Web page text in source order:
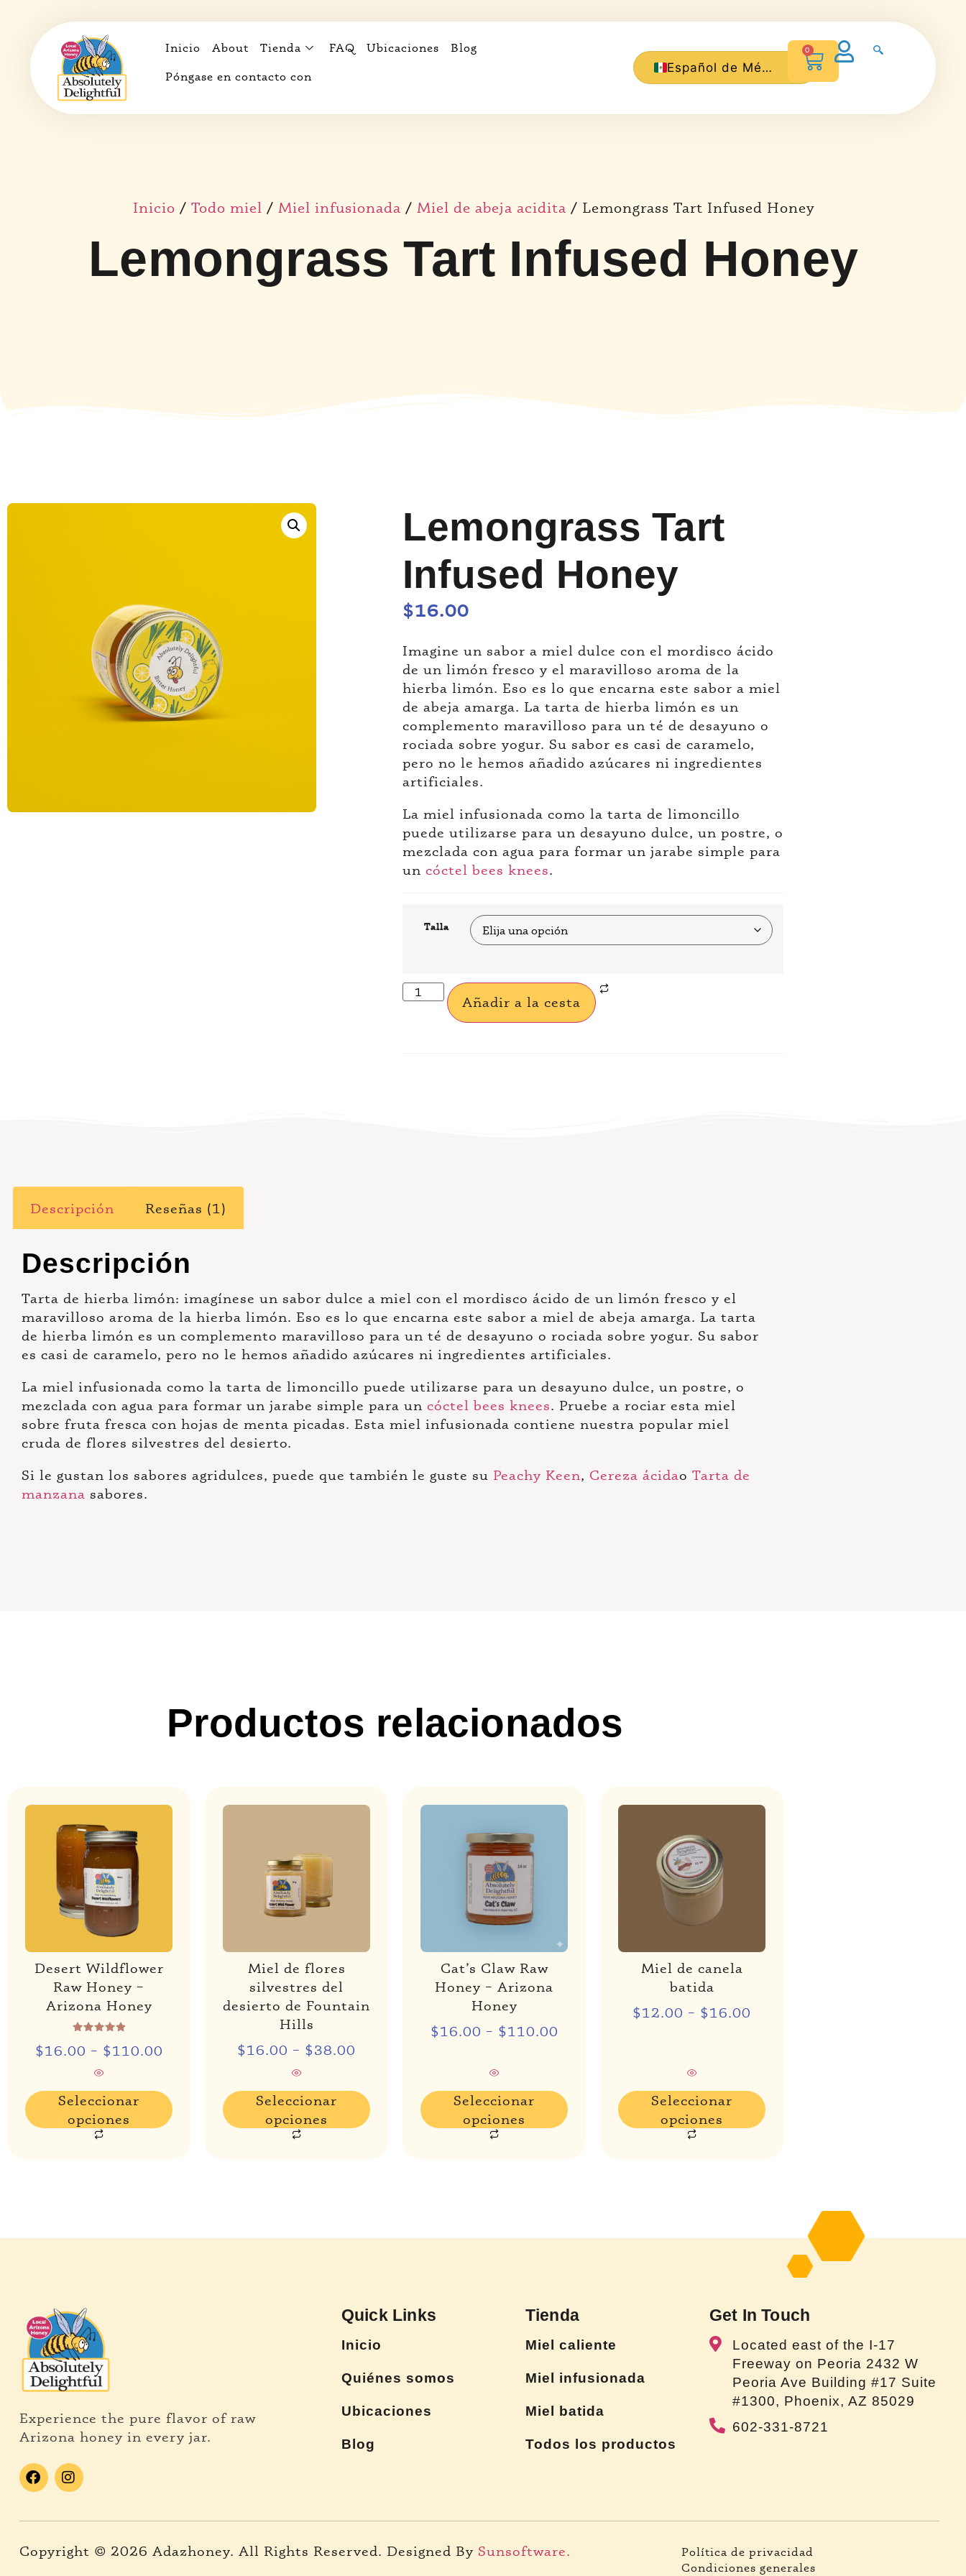
Inicio About Tienda FAQ Ubicaciones
Blog
Póngase en contacto con
Español de México
0
Inicio / Todo miel / Miel infusionada / Miel de abeja acidita / Lemongrass Tart Infused Honey
Lemongrass Tart Infused Honey
Lemongrass Tart
Infused Honey
$16.00
Imagine un sabor a miel dulce con el mordisco ácido
de un limón fresco y el maravilloso aroma de la
hierba limón. Eso es lo que encarna este sabor a miel
de abeja amarga. La tarta de hierba limón es un
complemento maravilloso para un té de desayuno o
rociada sobre yogur. Su sabor es casi de caramelo,
pero no le hemos añadido azúcares ni ingredientes
artificiales.
La miel infusionada como la tarta de limoncillo
puede utilizarse para un desayuno dulce, un postre, o
mezclada con agua para formar un jarabe simple para
un cóctel bees knees.
Talla
Añadir a la cesta
Descripción Reseñas (1)
Descripción
Tarta de hierba limón: imagínese un sabor dulce a miel con el mordisco ácido de un limón fresco y el
maravilloso aroma de la hierba limón. Eso es lo que encarna este sabor a miel de abeja amarga. La tarta
de hierba limón es un complemento maravilloso para un té de desayuno o rociada sobre yogur. Su sabor
es casi de caramelo, pero no le hemos añadido azúcares ni ingredientes artificiales.
La miel infusionada como la tarta de limoncillo puede utilizarse para un desayuno dulce, un postre, o
mezclada con agua para formar un jarabe simple para un cóctel bees knees. Pruebe a rociar esta miel
sobre fruta fresca con hojas de menta picadas. Esta miel infusionada contiene nuestra popular miel
cruda de flores silvestres del desierto.
Si le gustan los sabores agridulces, puede que también le guste su Peachy Keen, Cereza ácidao Tarta de
manzana sabores.
Productos relacionados
Desert Wildflower
Raw Honey –
Arizona Honey
5.00
de 5
$16.00 – $110.00
Seleccionar
opciones
Miel de flores
silvestres del
desierto de Fountain
Hills
$16.00 – $38.00
Seleccionar
opciones
Cat’s Claw Raw
Honey – Arizona
Honey
$16.00 – $110.00
Seleccionar
opciones
Miel de canela
batida
$12.00 – $16.00
Seleccionar
opciones
Experience the pure flavor of raw
Arizona honey in every jar.
Quick Links
Inicio
Quiénes somos
Ubicaciones
Blog
Tienda
Miel caliente
Miel infusionada
Miel batida
Todos los productos
Get In Touch
Located east of the I-17
Freeway on Peoria 2432 W
Peoria Ave Building #17 Suite
#1300, Phoenix, AZ 85029
602-331-8721
Copyright © 2026 Adazhoney. All Rights Reserved. Designed By Sunsoftware.
Política de privacidad
Condiciones generales